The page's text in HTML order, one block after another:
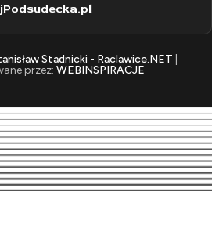
Stadnicki - Raclawice.NET
przez: WEBINSPIRACJE